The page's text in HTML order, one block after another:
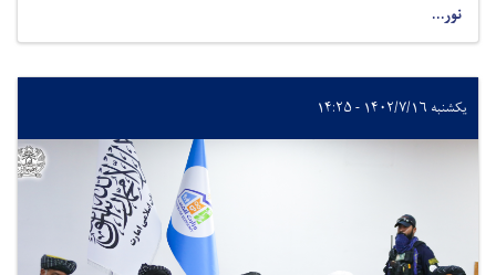
نور...
یکشنبه ۱۴۰۲/۷/۱۶ - ۱۴:۲۵